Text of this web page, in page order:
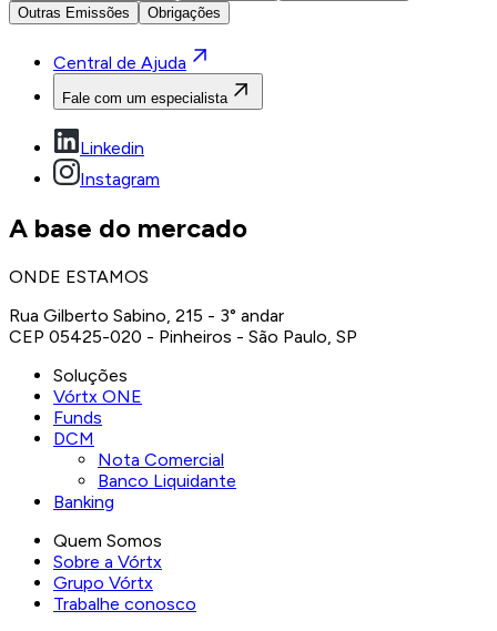
Outras Emissões
Obrigações
Central de Ajuda
Fale com um especialista
Linkedin
Instagram
A base do mercado
ONDE ESTAMOS
Rua Gilberto Sabino, 215 - 3° andar
CEP 05425-020 - Pinheiros - São Paulo, SP
Soluções
Vórtx ONE
Funds
DCM
Nota Comercial
Banco Liquidante
Banking
Quem Somos
Sobre a Vórtx
Grupo Vórtx
Trabalhe conosco